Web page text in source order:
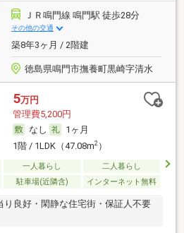
ＪＲ鳴門線 鳴門駅 徒歩28分
その他の交通
築8年3ヶ月 / 2階建
徳島県鳴門市撫養町黒崎字清水
5万円
管理費5,200円
なし
1ヶ月
1階 / 1LDK（47.08m2）
一人暮らし
二人暮らし
駐車場(近隣含) インターネット無料
り良好・閑静な住宅街・保証人不要